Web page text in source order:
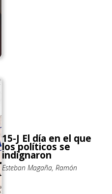
15-J El día en el que
los políticos se
indignaron
Esteban Magaña, Ramón